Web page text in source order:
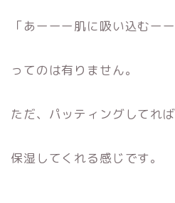
「あーーー肌に吸い込むーー
ってのは有りません。
ただ、パッティングしてれ
保湿してくれる感じです。